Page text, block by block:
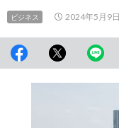
ビジネス 2024年5月9日